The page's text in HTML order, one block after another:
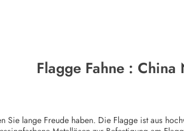
Flagge Fahne :
Sie lange Freude haben. Die Flagge ist aus